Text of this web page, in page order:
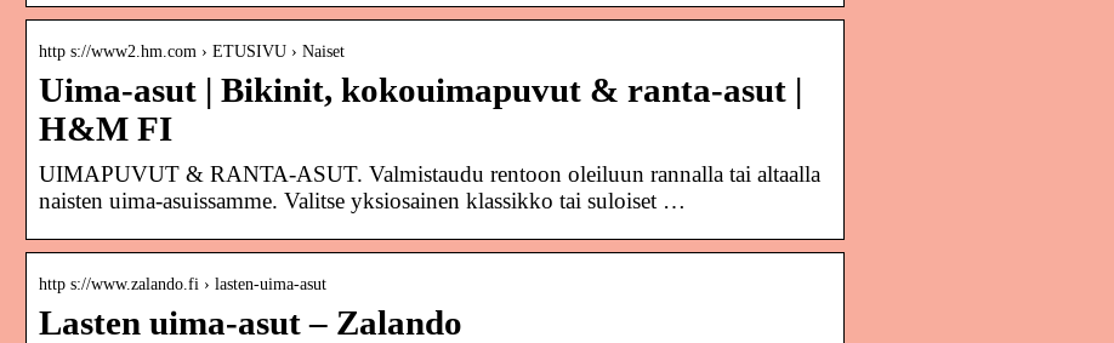
http s://www2.hm.com › ETUSIVU › Naiset
Uima-asut | Bikinit, kokouimapuvut & ranta-asut |
H&M FI
UIMAPUVUT & RANTA-ASUT. Valmistaudu rentoon oleiluun rannalla tai altaalla
naisten uima-asuissamme. Valitse yksiosainen klassikko tai suloiset …
http s://www.zalando.fi › lasten-uima-asut
Lasten uima-asut – Zalando